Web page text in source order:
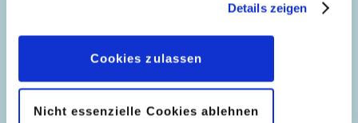
geben, können Sie diese jederzeit in der
Datenschutzerklärungwieder widerrufen.
Details zeigen
Cookies zulassen
Nicht essenzielle Cookies ablehnen